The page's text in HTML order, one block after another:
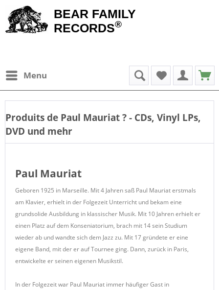
BEAR FAMILY
RECORDS®
Menu
Produits de Paul Mauriat? - CDs, Vinyl LPs,
DVD und mehr
Paul Mauriat
Geboren 1925 in Marseille. Mit 4 Jahren saß Paul Mauriat erstmals
am Klavier, erhielt in der Folgezeit Unterricht und bekam eine
grundsolide Ausbildung in klassischer Musik. Mit 10 Jahren erhielt er
einen Platz auf dem Konseniatorium, brach mit 14 sein Studium
wieder ab und wandte sich dem Jazz zu. Mit 17 gründete er eine
eigene Band, mit der er auf Tournee ging. Dann, zurück in Paris,
entwickelte er seinen eigenen Musikstil.
In der Folgezeit war Paul Mauriat immer häufiger Gast in